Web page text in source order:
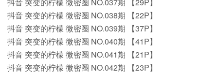
抖音 突变的柠檬 微密圈 NO.037期 【29P】
抖音 突变的柠檬 微密圈 NO.038期 【22P】
抖音 突变的柠檬 微密圈 NO.039期 【37P】
抖音 突变的柠檬 微密圈 NO.040期 【41P】
抖音 突变的柠檬 微密圈 NO.041期 【21P】
抖音 突变的柠檬 微密圈 NO.042期 【23P】